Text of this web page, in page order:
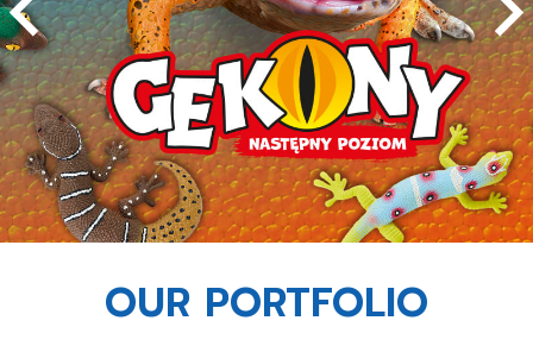
OUR PORTFOLIO